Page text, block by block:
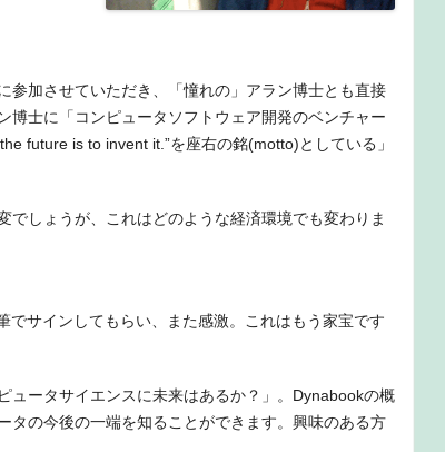
加させていただき、「憧れの」アラン博士とも直接
博士に「コンピュータソフトウェア開発のベンチャー
future is to invent it.”を座右の銘(motto)としている」
でしょうが、これはどのような経済環境でも変わりま
サインしてもらい、また感激。これはもう家宝です
ータサイエンスに未来はあるか？」。Dynabookの概
タの今後の一端を知ることができます。興味のある方